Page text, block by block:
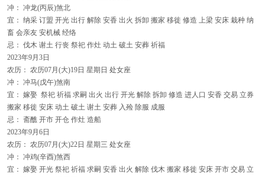
冲： 冲龙(丙辰)煞北
宜： 纳采 订盟 开光 出行 解除 安香 出火 拆卸 搬家 移徙 修造 上梁 安床 栽种 纳
畜 会亲友 安机械 经络
忌： 伐木 谢土 行丧 祭祀 作灶 动土 破土 安葬 祈福
2023年9月3日
农历： 农历07月(大)19日 星期日 处女座
冲： 冲马(戊午)煞南
宜： 嫁娶 祭祀 祈福 求嗣 出火 出行 开光 解除 拆卸 修造 进人口 安香 交易 立券
搬家 移徙 安床 动土 破土 谢土 安葬 入殓 除服 成服
忌： 斋醮 开市 开仓 作灶 造船
2023年9月6日
农历： 农历07月(大)22日 星期三 处女座
冲： 冲鸡(辛酉)煞西
宜： 嫁娶 开光 祭祀 祈福 求嗣 安香 出火 解除 伐木 搬家 移徙 安床 开市 交易 立